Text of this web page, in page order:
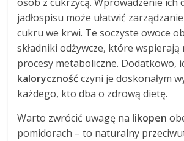
jadłospisu może ułatwić
cukru we krwi. Te soczyste owoce
składniki odżywcze, które
procesy metaboliczne. Dodatkowo,
kalorycznośćczyni je doskonałym
każdego, kto dba o zdrową dietę.
Warto zwrócić uwagę na likopen
pomidorach – to naturalny